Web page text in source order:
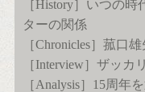
［History］いつの
ターの関係
［Chronicles］菰口
［Interview］ザッカ
［Analysis］15周年